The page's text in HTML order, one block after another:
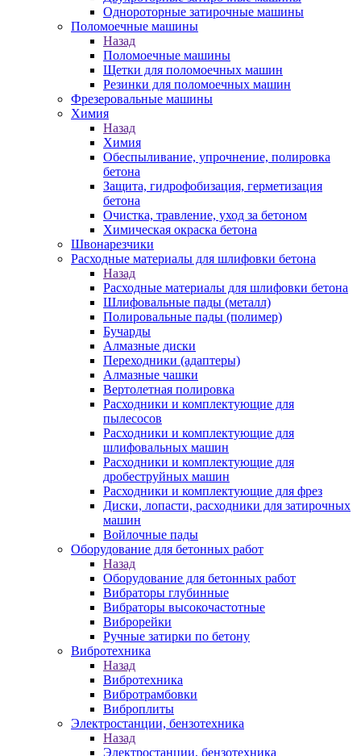
Однороторные затирочные машины
Поломоечные машины
Назад
Поломоечные машины
Щетки для поломоечных машин
Резинки для поломоечных машин
Фрезеровальные машины
Химия
Назад
Химия
Обеспыливание, упрочнение, полировка
бетона
Защита, гидрофобизация, герметизация
бетона
Очистка, травление, уход за бетоном
Химическая окраска бетона
Швонарезчики
Расходные материалы для шлифовки бетона
Назад
Расходные материалы для шлифовки бетона
Шлифовальные пады (металл)
Полировальные пады (полимер)
Бучарды
Алмазные диски
Переходники (адаптеры)
Алмазные чашки
Вертолетная полировка
Расходники и комплектующие для
пылесосов
Расходники и комплектующие для
шлифовальных машин
Расходники и комплектующие для
дробеструйных машин
Расходники и комплектующие для фрез
Диски, лопасти, расходники для затирочных
машин
Войлочные пады
Оборудование для бетонных работ
Назад
Оборудование для бетонных работ
Вибраторы глубинные
Вибраторы высокочастотные
Виброрейки
Ручные затирки по бетону
Вибротехника
Назад
Вибротехника
Вибротрамбовки
Виброплиты
Электростанции, бензотехника
Назад
Электростанции, бензотехника